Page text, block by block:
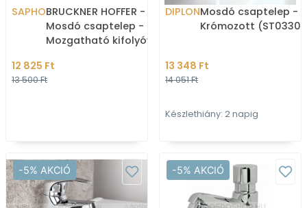
SAPHOBRUCKNER HOFFER -
Mosdó csaptelep -
Mozgatható kifolyóval,
Krómozott (424.001.1)
12 825 Ft
13 500 Ft
DIPLONMosdó csaptelep -
Krómozott
13 348 Ft
14 051 Ft
Készlethiány: 2 napig
-5% AKCIÓ -5% AKCIÓ